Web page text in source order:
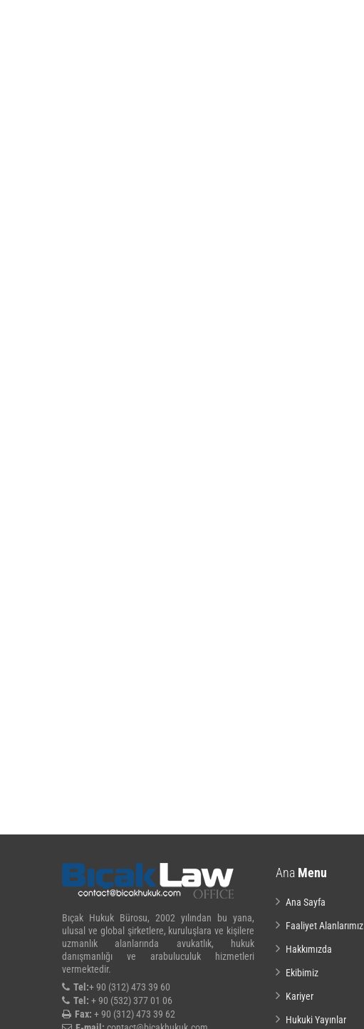
Bıçak Hukuk Bürosu, 2002 yılından bu yana,
ulusal ve global şirketlere, kuruluşlara ve kişilere
uzmanlık alanlarında avukatlık, hukuk
danışmanlığı ve arabuluculuk hizmetleri
vermektedir.
Tel:+ 90 (312) 473 39 60
Tel: + 90 (532) 377 01 06
Fax: + 90 (312) 473 39 62
Ana Menu
Ana Sayfa
Faaliyet Alanlarımız
Hakkımızda
Ekibimiz
Kariyer
Hukuki Yayınlar